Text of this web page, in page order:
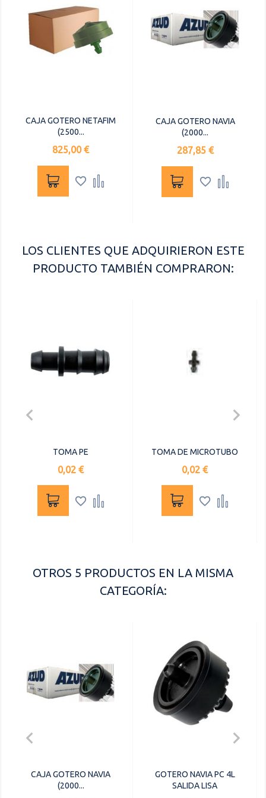
CAJA GOTERO NETAFIM
(2500...
Precio
825,00 €
 
CAJA GOTERO NAVIA
(2000...
Precio
287,85 €
 
LOS CLIENTES QUE ADQUIRIERON ESTE
PRODUCTO TAMBIÉN COMPRARON:

TOMA PE
Precio
0,02 €
 
TOMA DE MICROTUBO
Precio
0,02 €
 

OTROS 5 PRODUCTOS EN LA MISMA
CATEGORÍA:

CAJA GOTERO NAVIA
(2000...
GOTERO NAVIA PC 4L
SALIDA LISA
